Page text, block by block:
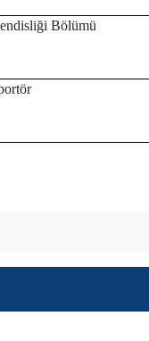
Bölümü
Filmi